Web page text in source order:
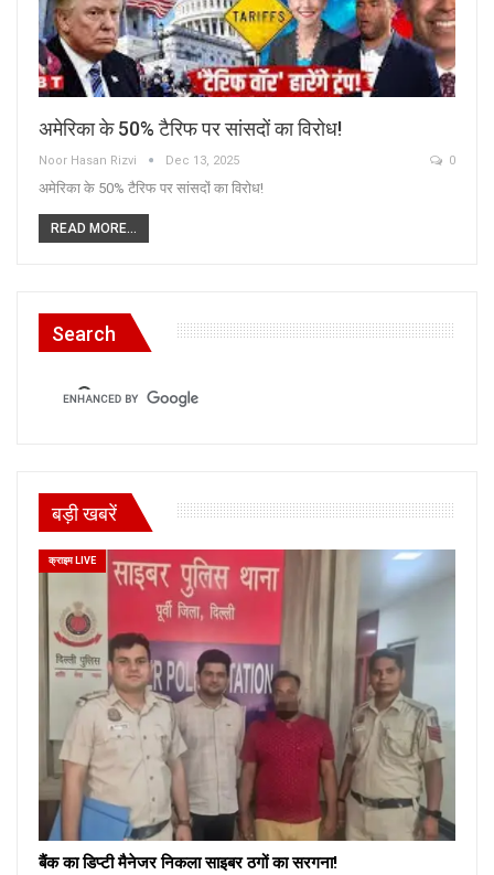
अमेरिका के 50% टैरिफ पर सांसदों का विरोध!
Noor Hasan Rizvi Dec 13, 2025 0
अमेरिका के 50% टैरिफ पर सांसदों का विरोध!
READ MORE...
Search
बड़ी खबरें
क्राइम LIVE
बैंक का डिप्टी मैनेजर निकला साइबर ठगों का सरगना!